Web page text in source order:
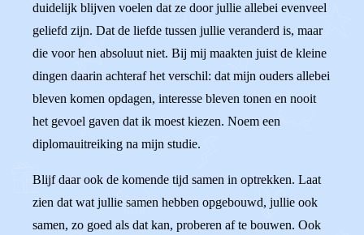
duidelijk blijven voelen dat ze door jullie allebei evenveel
geliefd zijn. Dat de liefde tussen jullie veranderd is, maar
die voor hen absoluut niet. Bij mij maakten juist de kleine
dingen daarin achteraf het verschil: dat mijn ouders allebei
bleven komen opdagen, interesse bleven tonen en nooit
het gevoel gaven dat ik moest kiezen. Noem een
diplomauitreiking na mijn studie.
Blijf daar ook de komende tijd samen in optrekken. Laat
zien dat wat jullie samen hebben opgebouwd, jullie ook
samen, zo goed als dat kan, proberen af te bouwen. Ook